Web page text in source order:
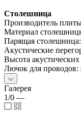
Столешница
Производитель
Материал
Парящая
Акустические
Высота
Лючок для
Галерея
1/0 —